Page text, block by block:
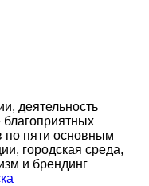
деятельность
благоприятных
по пяти основным
городская среда,
и брендинг